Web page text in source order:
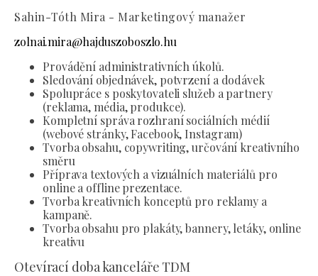
Sahin-Tóth Mira - Marketingový manažer
zolnai.mira@hajduszoboszlo.hu
Provádění administrativních úkolů.
Sledování objednávek, potvrzení a dodávek
Spolupráce s poskytovateli služeb a partnery
(reklama, média, produkce).
Kompletní správa rozhraní sociálních médií
(webové stránky, Facebook, Instagram)
Tvorba obsahu, copywriting, určování kreativního
směru
Příprava textových a vizuálních materiálů pro
online a offline prezentace.
Tvorba kreativních konceptů pro reklamy a
kampaně.
Tvorba obsahu pro plakáty, bannery, letáky, online
kreativu
Otevírací doba kanceláře TDM